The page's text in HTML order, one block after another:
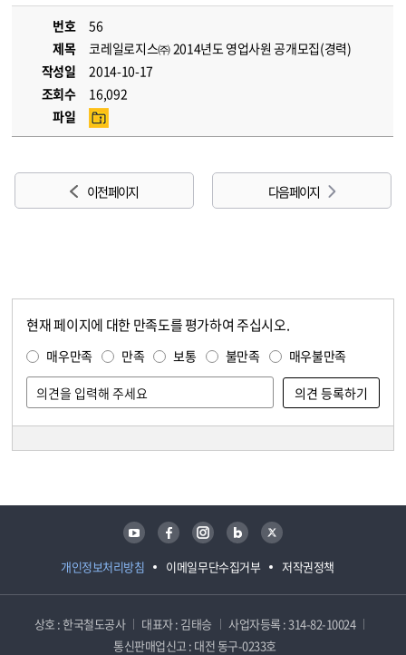
번호
56
제목
코레일로지스㈜ 2014년도 영업사원 공개모집(경력)
작성일
2014-10-17
조회수
16,092
파일
이전 페이지 다음 페이지
현재 페이지에 대한 만족도를 평가하여 주십시오.
매우만족 만족 보통 불만족 매우불만족
개인정보처리방침 이메일무단수집거부 저작권정책
유튜브 페이스북 인스타그램 블로그 트위터
상호 : 한국철도공사 대표자 : 김태승
사업자등록 : 314-82-10024
통신판매업신고 : 대전 동구-0233호